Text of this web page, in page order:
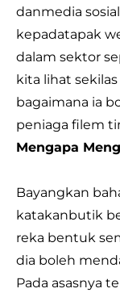
danmedia sosial
kepadatapak
dalam sektor
kita lihat
bagaimana ia
peniaga filem
Mengapa
Bayangkan
katakanbutik
reka bentuk
dia boleh
Pada asasnya